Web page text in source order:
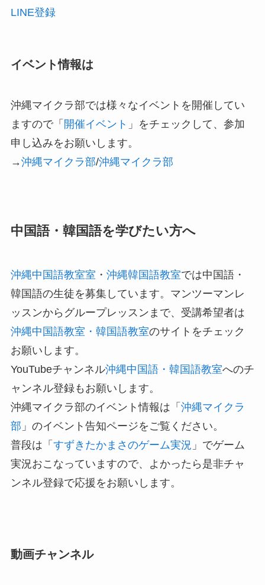
LINE登録
イベント情報は
沖縄マイクラ部では様々なイベントを開催してい
ますので「 開催イベント 」をチェックして、参加
申し込みをお願いします。
→沖縄マイクラ部/沖縄マイクラ部
中国語・韓国語を学びたい方へ
沖縄中国語教室室 ・ 沖縄韓国語教室では中国語・
韓国語の生徒を募集しています。マンツーマンレ
ッスンからグループレッスンまで、受講希望者は
沖縄中国語教室・韓国語教室のサイトをチェック
お願いします。
YouTubeチャンネル沖縄中国語・韓国語教室へのチ
ャンネル登録もお願いします。
沖縄マイクラ部のイベント情報は「 沖縄マイクラ
部 」のイベント告知ページをご覧ください。
普段は「 すずきたかまさのゲーム実況 」でゲーム
実況おこなっていますので、よかったら是非チャ
ンネル登録で応援をお願いします。
動画チャンネル